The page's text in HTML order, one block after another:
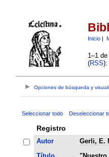
Inicio|
1–1
(RSS):
Opciones de búsqueda y
Seleccionar todo Deseleccionar
Registro
Autor
Gerli, E.